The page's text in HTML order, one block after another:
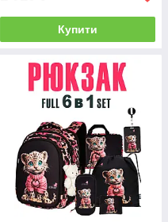
Купити